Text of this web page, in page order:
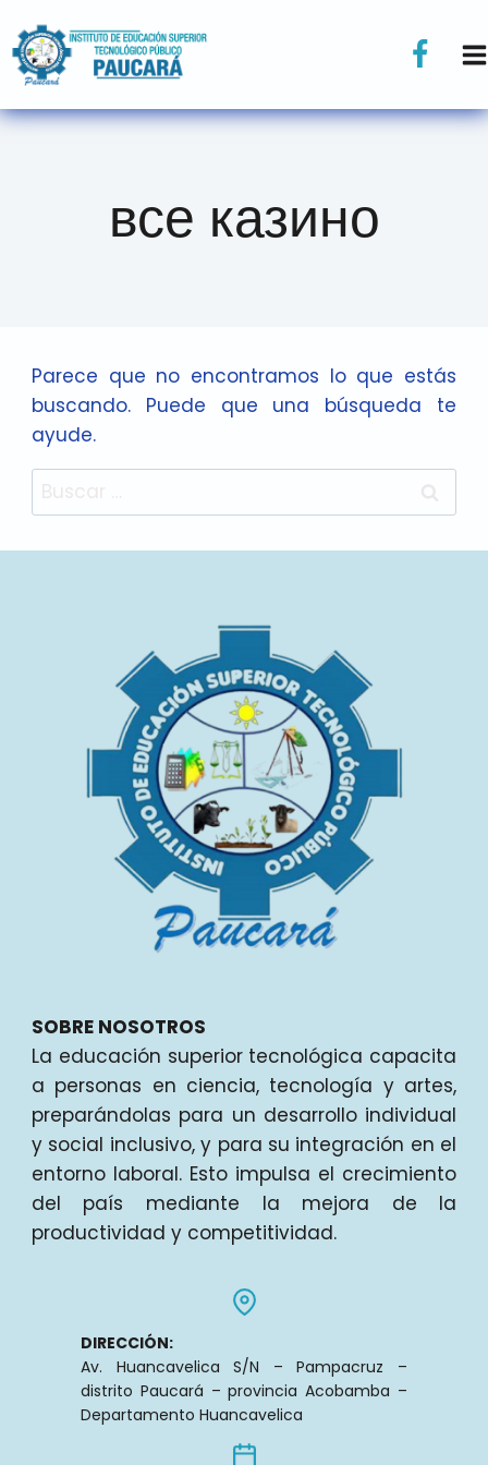
все казино
Parece que no encontramos lo que estás
buscando. Puede que una búsqueda te
ayude.
SOBRE NOSOTROS
La educación superior tecnológica capacita
a personas en ciencia, tecnología y artes,
preparándolas para un desarrollo individual
y social inclusivo, y para su integración en el
entorno laboral. Esto impulsa el crecimiento
del país mediante la mejora de la
productividad y competitividad.
DIRECCIÓN:
Av. Huancavelica S/N – Pampacruz –
distrito Paucará – provincia Acobamba –
Departamento Huancavelica